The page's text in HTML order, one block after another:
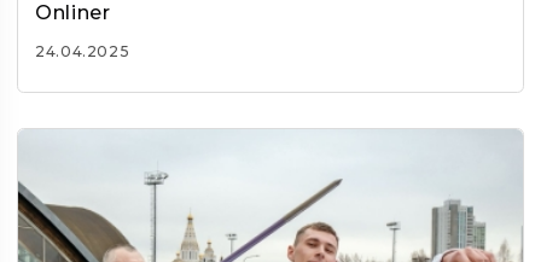
Onliner
24.04.2025